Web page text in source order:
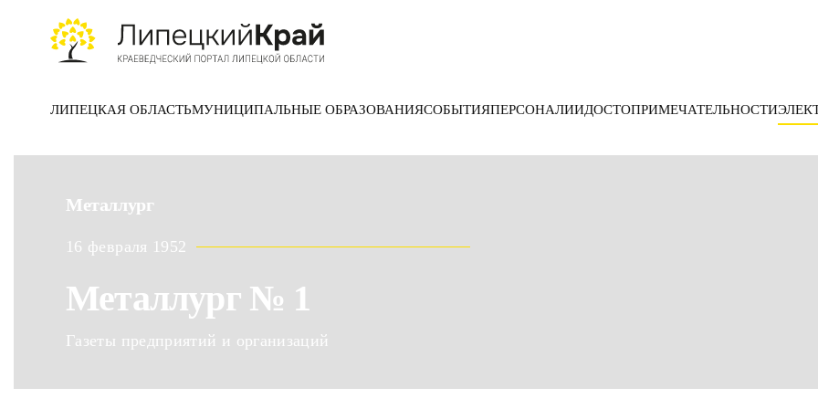
Skip to main content
ЛИПЕЦКАЯ ОБЛАСТЬМУНИЦИПАЛЬНЫЕ ОБРАЗОВАНИЯСОБЫТИЯПЕРСОНАЛИИДОСТОПРИМЕЧАТЕЛЬНОСТИ
Металлург
16 февраля 1952
Металлург № 1
Газеты предприятий и организаций